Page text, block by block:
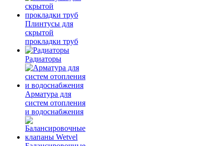
Плинтусы для
скрытой
прокладки труб
Радиаторы
Арматура для
систем отопления
и водоснабжения